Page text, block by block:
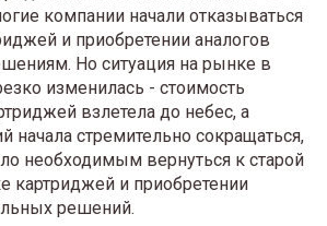
компании начали отказываться
и приобретении аналогов
Но ситуация на рынке в
изменилась - стоимость
взлетела до небес, а
начала стремительно сокращаться,
необходимым вернуться к старой
картриджей и приобретении
решений.